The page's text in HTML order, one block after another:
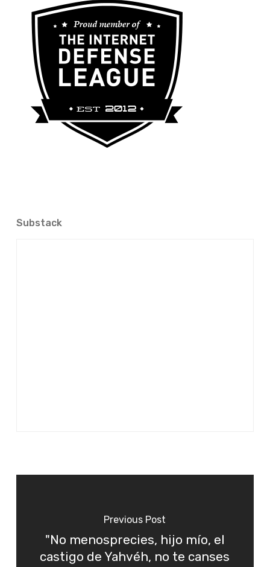
Substack
Previous Post
"No menosprecies, hijo mío, el
castigo de Yahvéh, no te canses